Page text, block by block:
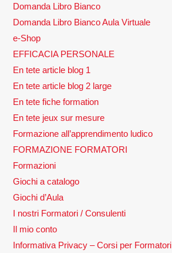
Domanda Libro Bianco
Domanda Libro Bianco Aula Virtuale
e-Shop
EFFICACIA PERSONALE
En tete article blog 1
En tete article blog 2 large
En tete fiche formation
En tete jeux sur mesure
Formazione all’apprendimento ludico
FORMAZIONE FORMATORI
Formazioni
Giochi a catalogo
Giochi d’Aula
I nostri Formatori / Consulenti
Il mio conto
Informativa Privacy – Corsi per Formatori